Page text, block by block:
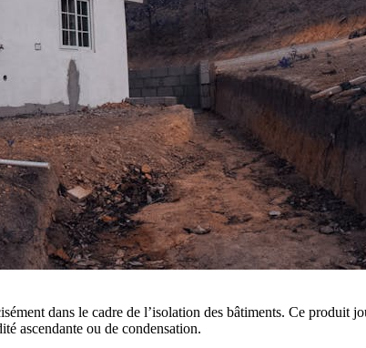
dans le cadre de l’isolation des bâtiments. Ce produit
ascendante ou de condensation.